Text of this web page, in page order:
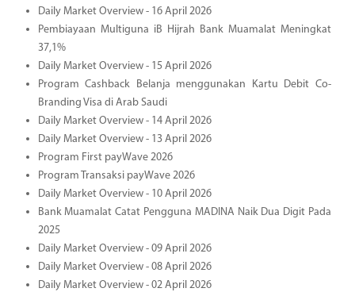
Daily Market Overview - 16 April 2026
Pembiayaan Multiguna iB Hijrah Bank Muamalat Meningkat
37,1%
Daily Market Overview - 15 April 2026
Program Cashback Belanja menggunakan Kartu Debit Co-
Branding Visa di Arab Saudi
Daily Market Overview - 14 April 2026
Daily Market Overview - 13 April 2026
Program First payWave 2026
Program Transaksi payWave 2026
Daily Market Overview - 10 April 2026
Bank Muamalat Catat Pengguna MADINA Naik Dua Digit Pada
2025
Daily Market Overview - 09 April 2026
Daily Market Overview - 08 April 2026
Daily Market Overview - 02 April 2026